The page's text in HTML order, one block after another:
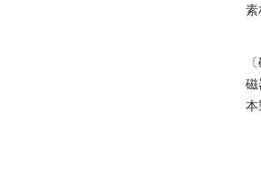
素
磁
本